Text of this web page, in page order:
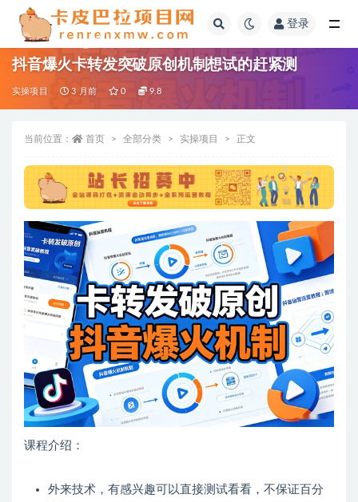
登录
抖音爆火卡转发突破原创机制想试的赶紧测
实操项目 3 月前 0 9.8
当前位置： 首页 全部分类 实操项目 正文
课程介绍：
外来技术，有感兴趣可以直接测试看看，不保证百分
全部